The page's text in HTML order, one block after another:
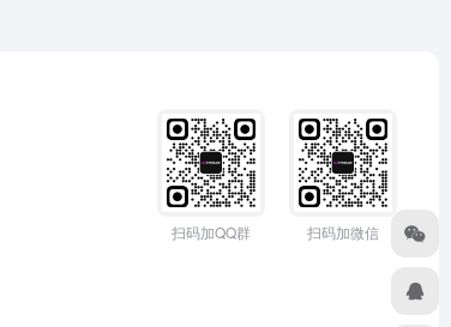
扫码加QQ群 扫码加微信